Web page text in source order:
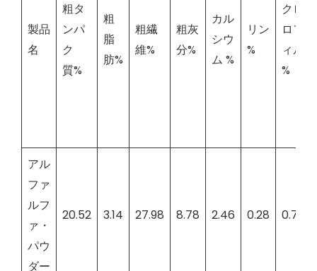
製品
名
粗タ
ンパ
ク
質%
粗
脂
肪%
粗繊
維%
粗灰
分%
カル
シウ
ム %
リン
%
クロ
ロフ
ィル
%
アル
ファ
ルフ
ァ・
パウ
ダー
20.52 3.14 27.98 8.78 2.46 0.28 0.76